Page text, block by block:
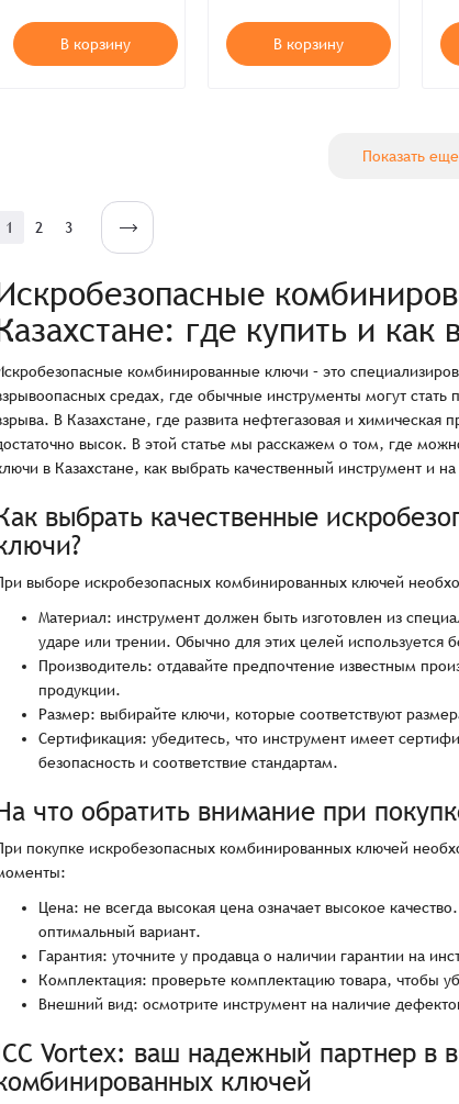
В корзину В корзину
Показать еще
1 2 3
где купить и как
комбинированные ключи – это
средах, где обычные инструменты могут
В Казахстане, где развита нефтегазовая и
высок. В этой статье мы расскажем о том, где
в Казахстане, как выбрать качественный инструмент и
выбрать качественные
выборе искробезопасных комбинированных ключей
Материал: инструмент должен быть изготовлен из
ударе или трении. Обычно для этих целей используется
Производитель: отдавайте предпочтение известным
продукции.
Размер: выбирайте ключи, которые соответствуют
Сертификация: убедитесь, что инструмент имеет
безопасность и соответствие стандартам.
что обратить внимание при
покупке искробезопасных комбинированных ключей
Цена: не всегда высокая цена означает высокое
оптимальный вариант.
Гарантия: уточните у продавца о наличии гарантии на
Комплектация: проверьте комплектацию товара, чтобы
Внешний вид: осмотрите инструмент на наличие
Vortex: ваш надежный партнер в
ключей